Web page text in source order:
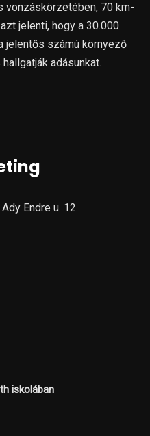
vonzáskörzetében, 70 km-
jelenti, hogy a 30.000
jelentős számú környező
adásunkat.
Endre u. 12.
iskolában